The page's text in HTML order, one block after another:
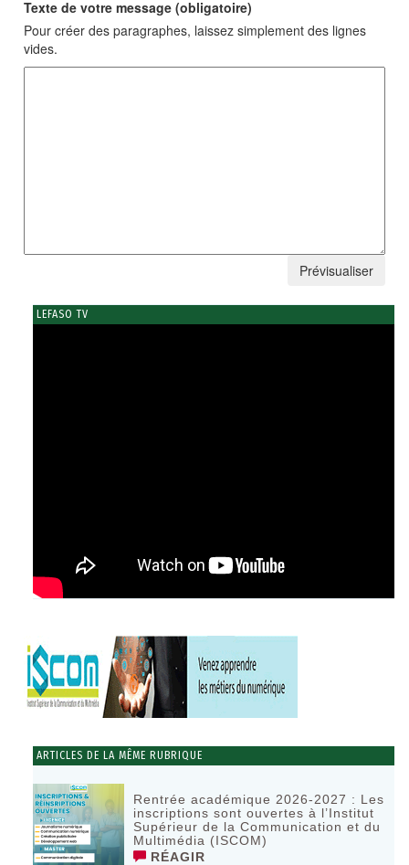
Texte de votre message (obligatoire)
Pour créer des paragraphes, laissez simplement des lignes
vides.
LEFASO TV
ARTICLES DE LA MÊME RUBRIQUE
Rentrée académique 2026-2027 : Les
inscriptions sont ouvertes à l’Institut
Supérieur de la Communication et du
Multimédia (ISCOM)
RÉAGIR